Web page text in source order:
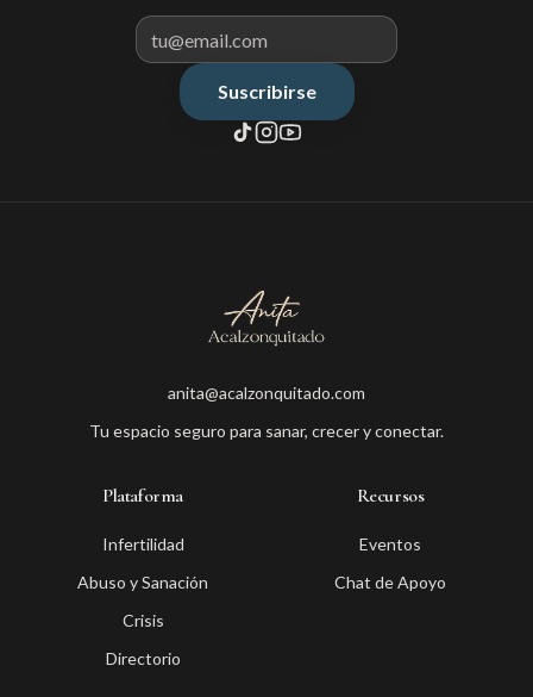
Correo electrónico para
Suscribirse
anita@acalzonquitado.com
Tu espacio seguro para sanar, crecer y conectar.
Plataforma
Infertilidad
Abuso y Sanación
Crisis
Directorio
Recursos
Eventos
Chat de Apoyo